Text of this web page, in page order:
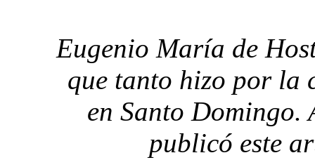
Eugenio María de
que tanto hizo por la
en Santo Domingo.
publicó este